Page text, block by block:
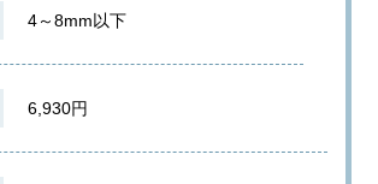
4～8mm以下
6,930円